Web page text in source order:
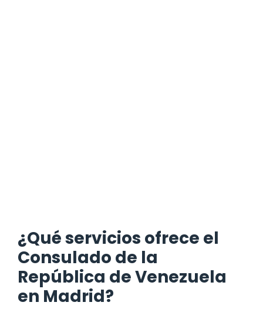
¿Qué servicios ofrece el
Consulado de la
República de Venezuela
en Madrid?